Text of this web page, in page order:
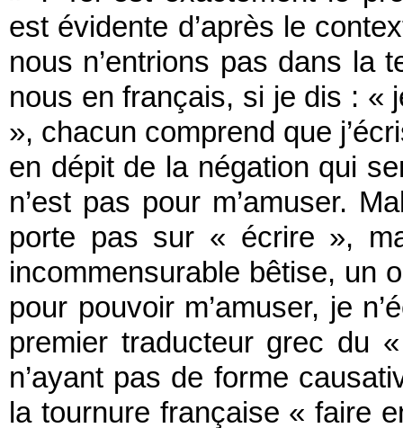
est évidente d’après le
nous n’entrions pas dans la
nous en français, si je dis : «
», chacun comprend que
en dépit de la négation qui
n’est pas pour m’amuser.
porte pas sur « écrire »,
incommensurable bêtise, un
pour pouvoir m’amuser, je
premier traducteur grec du
n’ayant pas de forme
la tournure française « faire